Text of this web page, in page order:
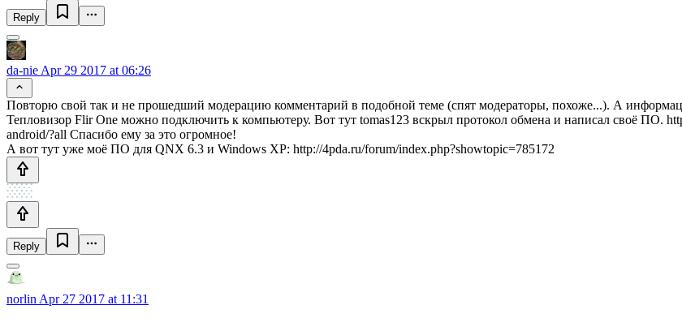
Reply
da-nie Apr 29 2017 at 06:26
Повторю свой так и не прошедший модерацию комментарий в подобной теме (спят модераторы, похоже...). А
Тепловизор Flir One можно подключить к компьютеру. Вот тут tomas123 вскрыл протокол обмена и написал своё ПО.
android/?all Спасибо ему за это огромное!
А вот тут уже моё ПО для QNX 6.3 и Windows XP: http://4pda.ru/forum/index.php?showtopic=785172
Reply
norlin Apr 27 2017 at 11:31